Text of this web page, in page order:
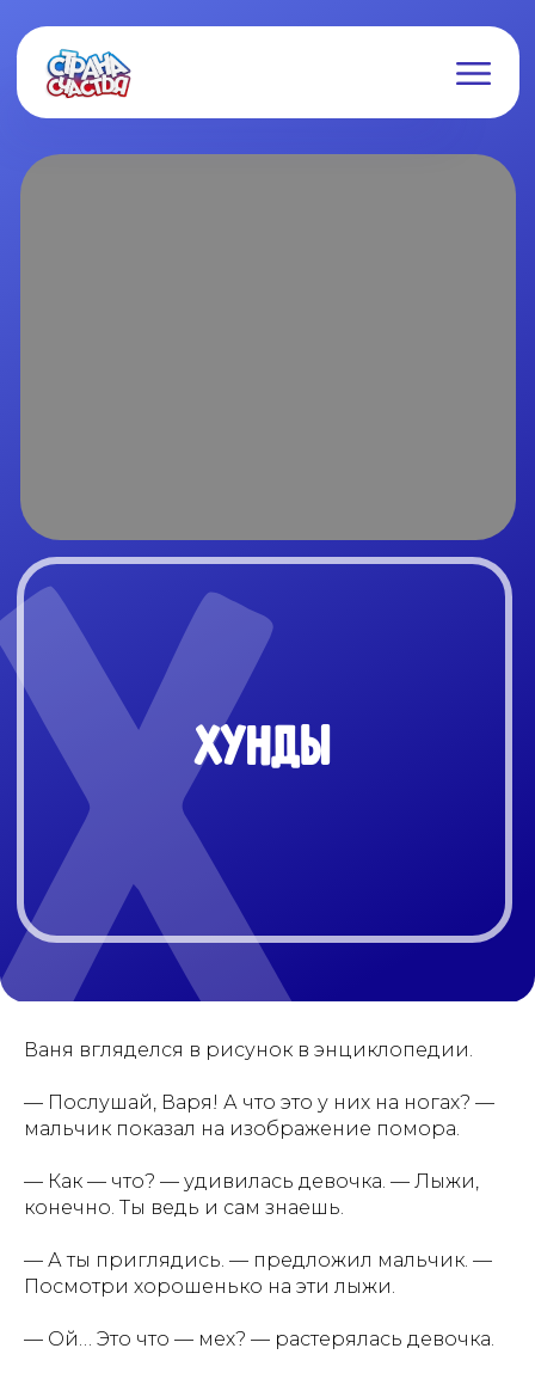
ХУНДЫ
Ваня вгляделся в рисунок в энциклопедии.
— Послушай, Варя! А что это у них на ногах? —
мальчик показал на изображение помора.
— Как — что? — удивилась девочка. — Лыжи,
конечно. Ты ведь и сам знаешь.
— А ты приглядись. — предложил мальчик. —
Посмотри хорошенько на эти лыжи.
— Ой… Это что — мех? — растерялась девочка.